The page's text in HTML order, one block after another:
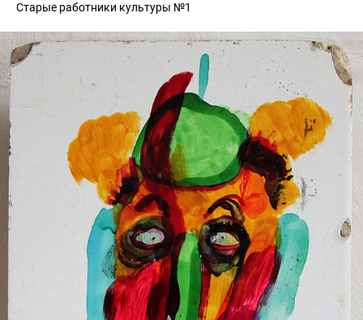
Старые работники культуры №1